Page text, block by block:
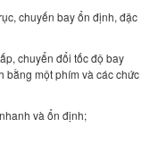
chuyến bay ổn định, đặc
chuyển đổi tốc độ bay
bằng một phím và các chức
và ổn định;